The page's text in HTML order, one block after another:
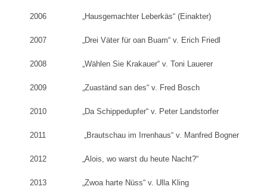
2006 „Hausgemachter Leberkäs“ (Einakter)
2007 „Drei Väter für oan Buam“ v. Erich Friedl
2008 „Wählen Sie Krakauer“ v. Toni Lauerer
2009 „Zuaständ san des“ v. Fred Bosch
2010 „Da Schippedupfer“ v. Peter Landstorfer
2011 „Brautschau im Irrenhaus“ v. Manfred Bogner
2012 „Alois, wo warst du heute Nacht?“
2013 „Zwoa harte Nüss“ v. Ulla Kling